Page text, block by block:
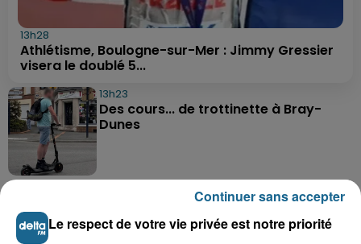
13h28
Athlétisme, Boulogne-sur-Mer : Jimmy Gressier
visera le doublé 5...
13h23
Des cours... de trottinette à Bray-
Dunes
Basket : Gravelines-Dunkerque va
commencer sa saison par du lourd
Le respect de votre vie privée est notre priorité
Continuer sans accepter